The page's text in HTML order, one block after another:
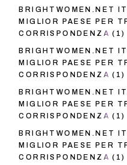
BRIGHTWOMEN.NET
MIGLIOR PAESE PER
CORRISPONDENZA (1)
BRIGHTWOMEN.NET
MIGLIOR PAESE PER
CORRISPONDENZA (1)
BRIGHTWOMEN.NET
MIGLIOR PAESE PER
CORRISPONDENZA (1)
BRIGHTWOMEN.NET
MIGLIOR PAESE PER
CORRISPONDENZA (1)